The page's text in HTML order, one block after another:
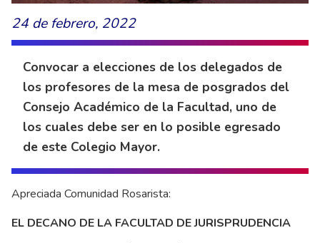
24 de febrero, 2022
Convocar a elecciones de los delegados de
los profesores de la mesa de posgrados del
Consejo Académico de la Facultad, uno de
los cuales debe ser en lo posible egresado
de este Colegio Mayor.
Apreciada Comunidad Rosarista:
EL DECANO DE LA FACULTAD DE JURISPRUDENCIA